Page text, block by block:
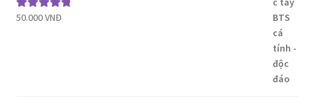
Được xếp
50.000VNĐ